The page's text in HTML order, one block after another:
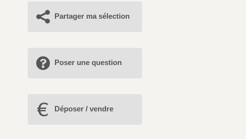
Partager ma sélection
Poser une question
Déposer / vendre